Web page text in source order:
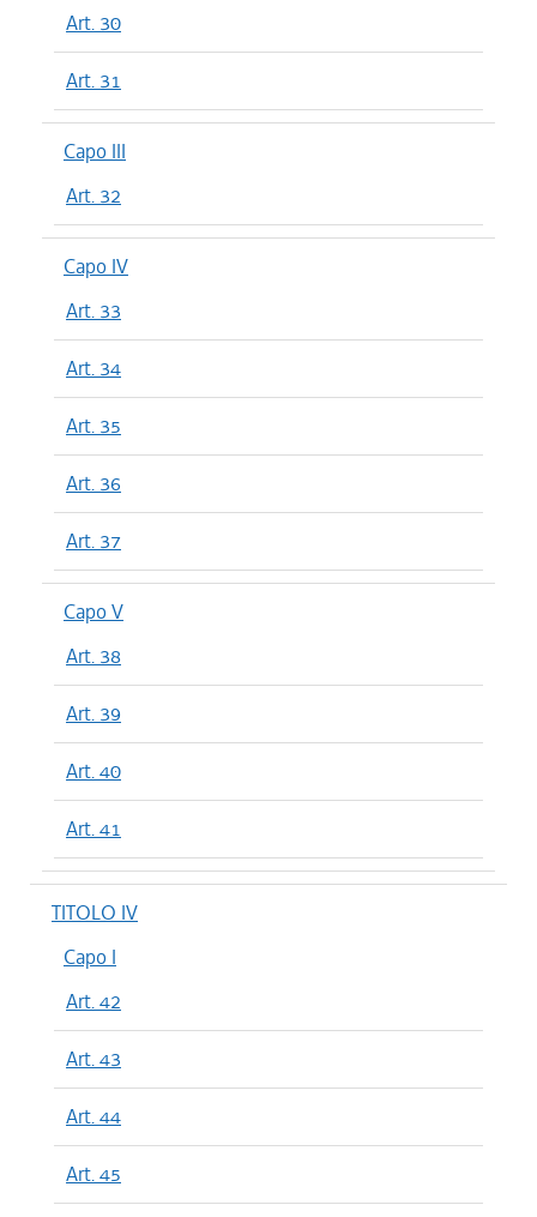
Art. 30
Art. 31
Capo III
Art. 32
Capo IV
Art. 33
Art. 34
Art. 35
Art. 36
Art. 37
Capo V
Art. 38
Art. 39
Art. 40
Art. 41
TITOLO IV
Capo I
Art. 42
Art. 43
Art. 44
Art. 45